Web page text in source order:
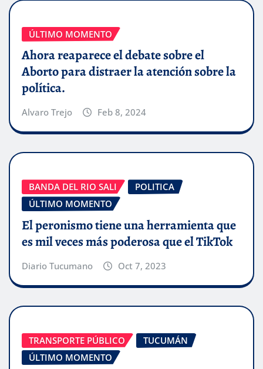
ÚLTIMO MOMENTO
Ahora reaparece el debate sobre el
Aborto para distraer la atención sobre la
política.
Alvaro Trejo Feb 8, 2024
BANDA DEL RIO SALI
POLITICA
ÚLTIMO MOMENTO
El peronismo tiene una herramienta que
es mil veces más poderosa que el TikTok
Diario Tucumano Oct 7, 2023
TRANSPORTE PÚBLICO
TUCUMÁN
ÚLTIMO MOMENTO